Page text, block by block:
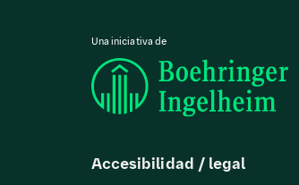
Una iniciativa de
Accesibilidad / legal